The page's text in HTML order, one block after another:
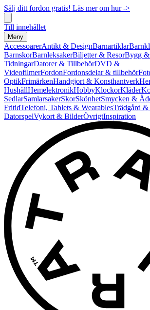
Sälj ditt fordon gratis! Läs mer om hur ->
Till innehållet
Meny
AccessoarerAntikt & DesignBarnartiklar
BarnskorBarnleksakerBiljetter & ResorBygg
TidningarDatorer & TillbehörDVD &
VideofilmerFordonFordonsdelar & tillbehör
OptikFrimärkenHandgjort & Konsthantverk
HushållHemelektronikHobbyKlockorKläder
SedlarSamlarsakerSkorSkönhetSmycken &
FritidTelefoni, Tablets & WearablesTrädgård
DatorspelVykort & BilderÖvrigtInspiration